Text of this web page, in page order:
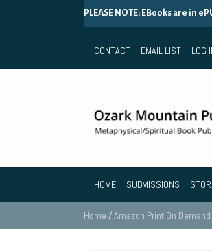
PLEASE NOTE: EBooks are in
CONTACT EMAIL LIST LOG
HOME SUBMISSIONS
Home /Amazon Print On Demand